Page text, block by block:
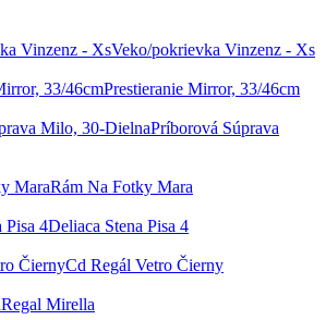
Veko/pokrievka Vinzenz - Xs
Prestieranie Mirror, 33/46cm
Príborová Súprava
Rám Na Fotky Mara
Deliaca Stena Pisa 4
Cd Regál Vetro Čierny
Regal Mirella